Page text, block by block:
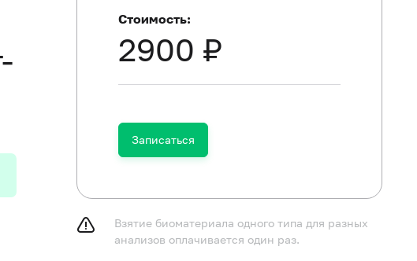
Стоимость:
2900 ₽
Записаться
Взятие биоматериала одного типа для разных
анализов оплачивается один раз.